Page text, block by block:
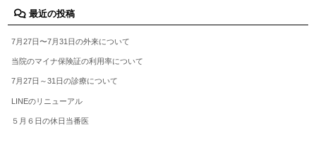
最近の投稿
7月27日〜7月31日の外来について
当院のマイナ保険証の利用率について
7月27日～31日の診療について
LINEのリニューアル
５月６日の休日当番医